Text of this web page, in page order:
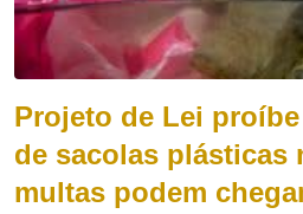
Projeto de Lei
de sacolas plásticas
multas podem